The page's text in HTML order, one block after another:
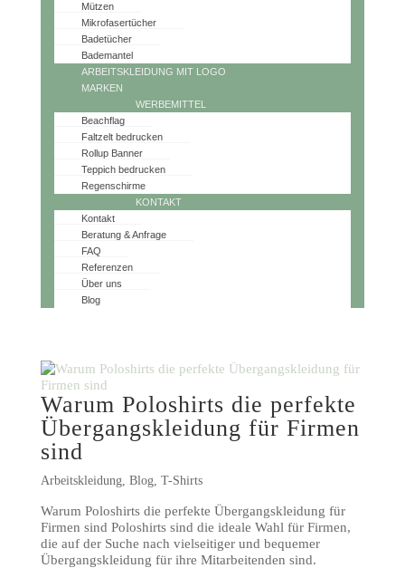
Mützen
Mikrofasertücher
Badetücher
Bademantel
ARBEITSKLEIDUNG MIT LOGO
MARKEN
WERBEMITTEL
Beachflag
Faltzelt bedrucken
Rollup Banner
Teppich bedrucken
Regenschirme
KONTAKT
Kontakt
Beratung & Anfrage
FAQ
Referenzen
Über uns
Blog
Warum Poloshirts die perfekte
Übergangskleidung für Firmen
sind
Arbeitskleidung, Blog, T-Shirts
Warum Poloshirts die perfekte Übergangskleidung für
Firmen sind Poloshirts sind die ideale Wahl für Firmen,
die auf der Suche nach vielseitiger und bequemer
Übergangskleidung für ihre Mitarbeitenden sind.